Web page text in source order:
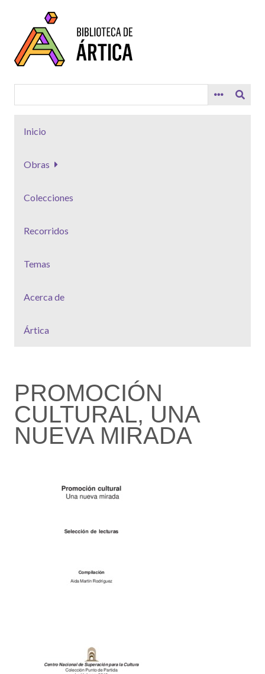
contenido
principal
Inicio
Obras
Colecciones
Recorridos
Temas
Acerca de
Ártica
PROMOCIÓN
CULTURAL, UNA
NUEVA MIRADA